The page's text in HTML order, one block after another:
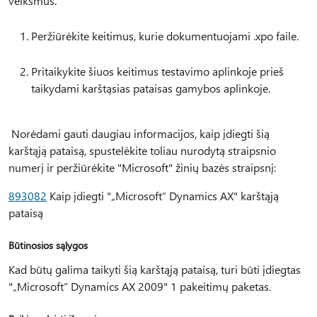
Peržiūrėkite keitimus, kurie dokumentuojami .xpo faile.
Pritaikykite šiuos keitimus testavimo aplinkoje prieš
taikydami karštąsias pataisas gamybos aplinkoje.
Norėdami gauti daugiau informacijos, kaip įdiegti šią
karštąją pataisą, spustelėkite toliau nurodytą straipsnio
numerį ir peržiūrėkite "Microsoft" žinių bazės straipsnį:
893082 Kaip įdiegti "„Microsoft“ Dynamics AX" karštąją
pataisą
Būtinosios sąlygos
Kad būtų galima taikyti šią karštąją pataisą, turi būti įdiegtas
"„Microsoft“ Dynamics AX 2009" 1 pakeitimų paketas.